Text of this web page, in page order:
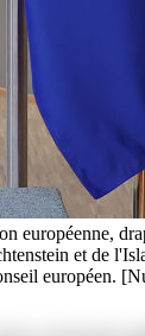
européenne,
et de
européen.